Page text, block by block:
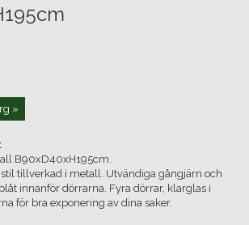
»
B90xD40xH195cm.
tillverkad i metall. Utvändiga gångjärn och
innanför dörrarna. Fyra dörrar, klarglas i
för bra exponering av dina saker.